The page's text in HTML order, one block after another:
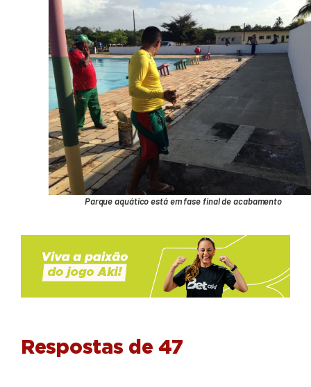
Parque aquático está em fase final de acabamento
Respostas de 47